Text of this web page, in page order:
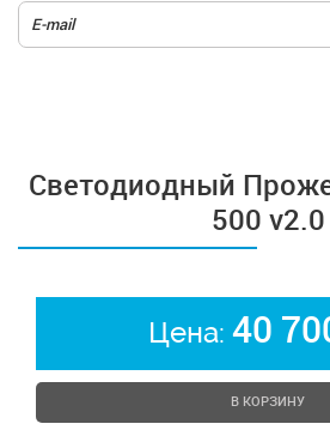
Светодиодный
500 v2.0
Цена: 40
В КОРЗИНУ